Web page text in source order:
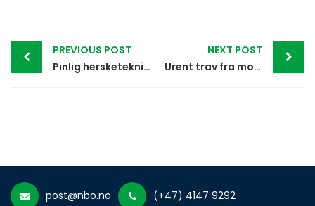
Post
navigation
PREVIOUS POST
Pinlig hersketeknikk av Norsk Tipping: Lov å kalle den slags utbrudd for et lavmål
NEXT POST
Urent trav fra monopol-lobbyen
post@nbo.no (+47) 4147 9292